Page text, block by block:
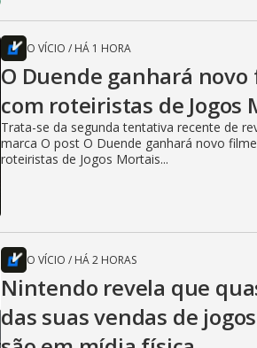
O VÍCIO / HÁ 1 HORA
O Duende ganhará
com roteiristas de Jogos
Trata-se da segunda tentativa recente de
marca O post O Duende ganhará novo
roteiristas de Jogos Mortais...
O VÍCIO / HÁ 2 HORAS
Nintendo revela que
das suas vendas de